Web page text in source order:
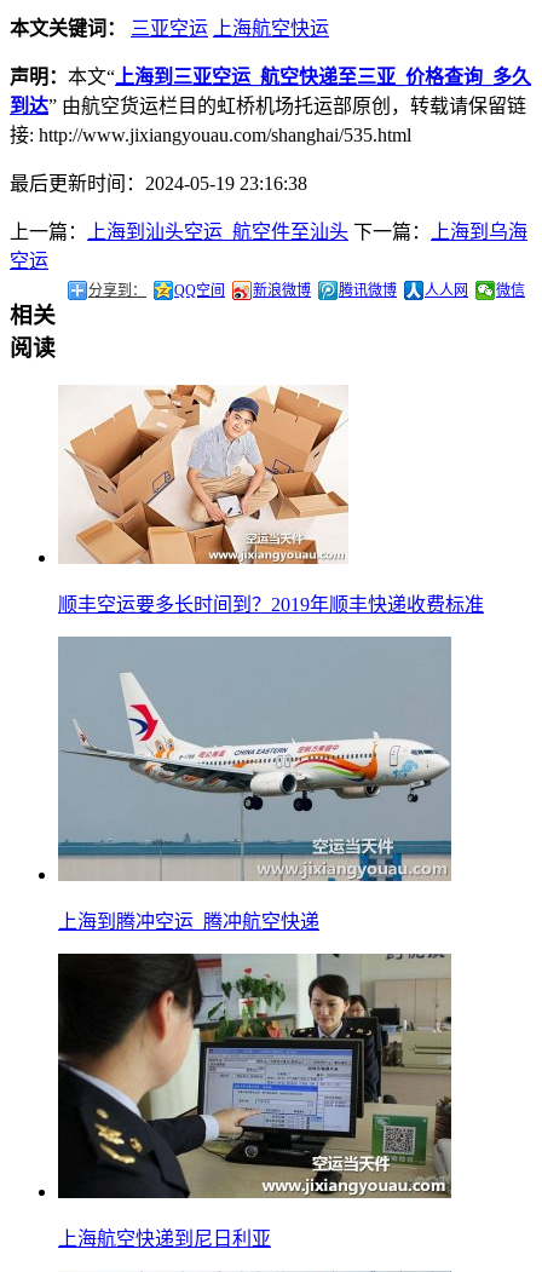
本文关键词： 三亚空运 上海航空快运
声明： 本文“ 上海到三亚空运_航空快递至三亚_价格查询_多久
到达” 由航空货运栏目的虹桥机场托运部原创，转载请保留链
接: http://www.jixiangyouau.com/shanghai/535.html
最后更新时间：2024-05-19 23:16:38
上一篇： 上海到汕头空运_航空件至汕头 下一篇：
上海到乌海
空运
分享到： QQ空间 新浪微博 腾讯微博 人人网 微信
相关
阅读
顺丰空运要多长时间到？2019年顺丰快递收费标准
上海到腾冲空运_腾冲航空快递
上海航空快递到尼日利亚